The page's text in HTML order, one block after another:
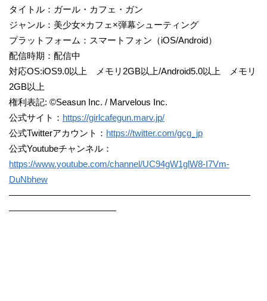
タイトル：ガール・カフェ・ガン
ジャンル：美少女×カフェ×弾幕シューティング
プラットフォーム：スマートフォン（iOS/Android）
配信時期：配信中
対応OS:iOS9.0以上 メモリ2GB以上/Android5.0以上 メモリ
2GB以上
権利表記: ©Seasun Inc. / Marvelous Inc.
公式サイト： https://girlcafegun.marv.jp/
公式Twitterアカウント： https://twitter.com/gcg_jp
公式Youtubeチャンネル：
https://www.youtube.com/channel/UC94gW1glW8-I7Vm-
DuNbhew
―――――――――――――――――――――――――――
――――――――――――